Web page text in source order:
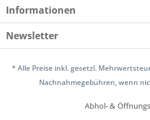
Informationen
Newsletter
* Alle Preise inkl. gesetzl.
Nachnahmegebühren, wenn
Abhol- &